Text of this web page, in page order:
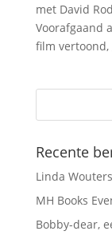
met David
Voorafgaand
film vertoond,
Recente
Linda
MH Books
Bobby-dear,